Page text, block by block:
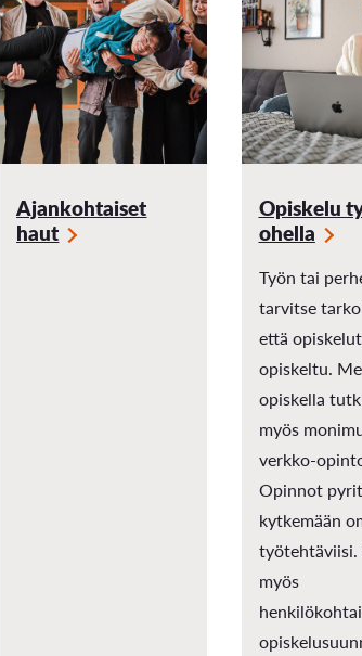
Ajankohtaiset
haut
Opiskelu
ohella
Työn tai
tarvitse
että
opiskeltu.
opiskella
myös
verkko-
Opinnot
kytkemään
työtehtäviisi.
myös